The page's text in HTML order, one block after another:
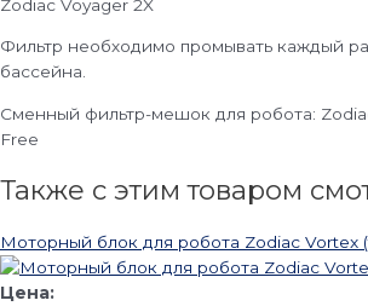
Zodiac Voyager 2X
Фильтр необходимо промывать каждый
бассейна.
Сменный фильтр-мешок для робота:
Free
Также с этим товаром
Моторный блок для робота Zodiac Vortex